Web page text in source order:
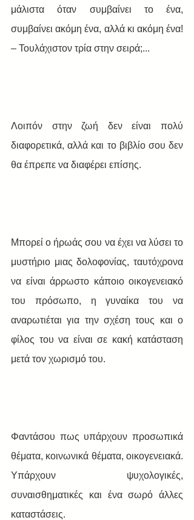
μάλιστα όταν συμβαίνει το ένα,
συμβαίνει ακόμη ένα, αλλά κι ακόμη ένα!
– Τουλάχιστον τρία στην σειρά;...
Λοιπόν στην ζωή δεν είναι πολύ
διαφορετικά, αλλά και το βιβλίο σου δεν
θα έπρεπε να διαφέρει επίσης.
Μπορεί ο ήρωάς σου να έχει να λύσει το
μυστήριο μιας δολοφονίας, ταυτόχρονα
να είναι άρρωστο κάποιο οικογενειακό
του πρόσωπο, η γυναίκα του να
αναρωτιέται για την σχέση τους και ο
φίλος του να είναι σε κακή κατάσταση
μετά τον χωρισμό του.
Φαντάσου πως υπάρχουν προσωπικά
θέματα, κοινωνικά θέματα, οικογενειακά.
Υπάρχουν ψυχολογικές,
συναισθηματικές και ένα σωρό άλλες
καταστάσεις.